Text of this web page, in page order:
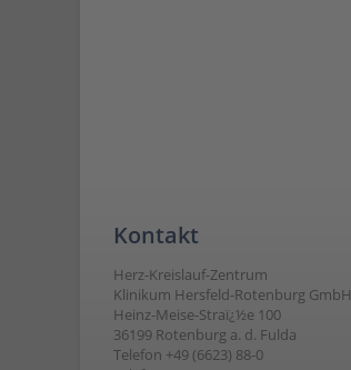
Kontakt
Herz-Kreislauf-Zentrum
Klinikum Hersfeld-Rotenburg GmbH
Heinz-Meise-Straï¿½e 100
36199 Rotenburg a. d. Fulda
Telefon +49 (6623) 88-0